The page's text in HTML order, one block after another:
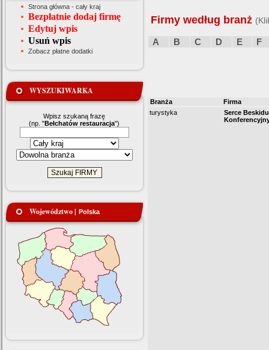
Strona główna - cały kraj
Bezpłatnie dodaj firmę
Edytuj wpis
Usuń wpis
Zobacz płatne dodatki
WYSZUKIWARKA
Wpisz szukaną frazę
(np. "Bełchatów restauracja")
Województwo | Polska
Firmy według branż
A B C D E F
Branża
Firma
turystyka
Serce